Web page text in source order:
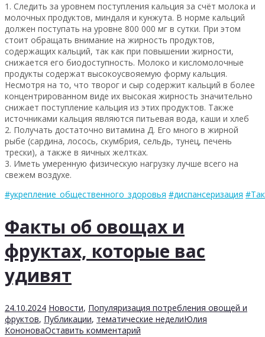
1. Следить за уровнем поступления кальция за счёт молока и
молочных продуктов, миндаля и кунжута. В норме кальций
должен поступать на уровне 800 000 мг в сутки. При этом
стоит обращать внимание на жирность продуктов,
содержащих кальций, так как при повышении жирности,
снижается его биодоступность. Молоко и кисломолочные
продукты содержат высокоусвояемую форму кальция.
Несмотря на то, что творог и сыр содержит кальций в более
концентрированном виде их высокая жирность значительно
снижает поступление кальция из этих продуктов. Также
источниками кальция являются питьевая вода, каши и хлеб
2. Получать достаточно витамина Д. Его много в жирной
рыбе (сардина, лосось, скумбрия, сельдь, тунец, печень
трески), а также в яичных желтках.
3. Иметь умеренную физическую нагрузку лучше всего на
свежем воздухе.
#укрепление_общественного_здоровья #диспансеризация
Факты об овощах и
фруктах, которые вас
удивят
24.10.2024 Новости, Популяризация потребления овощей и
фруктов, Публикации, тематические неделиЮлия
КононоваОставить комментарий